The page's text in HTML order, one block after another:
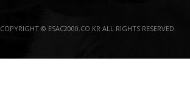
COPYRIGHT © ESAC2000.CO.KR ALL RIGHTS RESERVED.